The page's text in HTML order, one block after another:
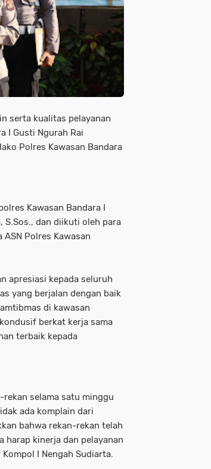
serta kualitas pelayanan
I Gusti Ngurah Rai
Polres Kawasan Bandara
Kawasan Bandara I
S.Sos., dan diikuti oleh para
Polres Kawasan
apresiasi kepada seluruh
yang berjalan dengan baik
di kawasan
berkat kerja sama
terbaik kepada
rekan selama satu minggu
ada komplain dari
bahwa rekan-rekan telah
harap kinerja dan pelayanan
I Nengah Sudiarta.